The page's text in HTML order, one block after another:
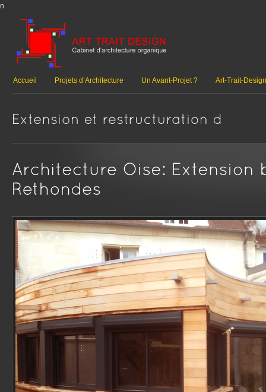
n
Accueil Projets d’Architecture Un Avant-Projet ? Art-Trait-Design